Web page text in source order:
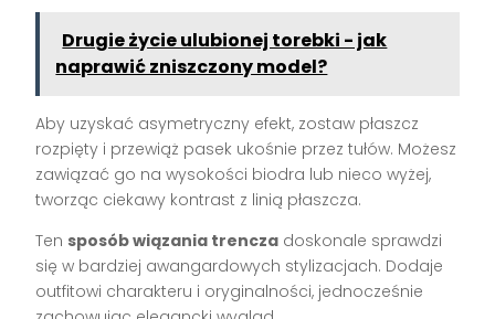
Drugie życie ulubionej torebki - jak
naprawić zniszczony model?
Aby uzyskać asymetryczny efekt, zostaw płaszcz
rozpięty i przewiąż pasek ukośnie przez tułów. Możesz
zawiązać go na wysokości biodra lub nieco wyżej,
tworząc ciekawy kontrast z linią płaszcza.
Ten sposób wiązania trencza doskonale sprawdzi
się w bardziej awangardowych stylizacjach. Dodaje
outfitowi charakteru i oryginalności, jednocześnie